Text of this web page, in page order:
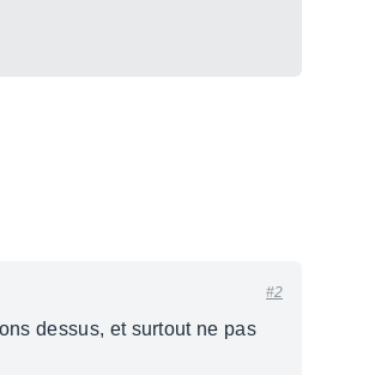
#2
dessus, et surtout ne pas